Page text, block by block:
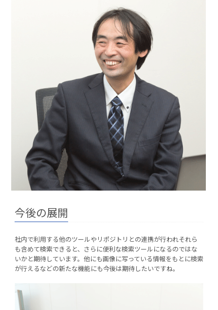
今後の展開
社内で利用する他のツールやリポジトリとの連携が行われそれら
も含めて検索できると、さらに便利な検索ツールになるのではな
いかと期待しています。他にも画像に写っている情報をもとに検索
が行えるなどの新たな機能にも今後は期待したいですね。